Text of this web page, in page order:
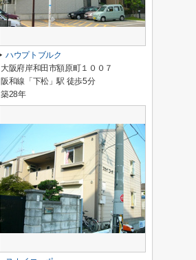
ハウプトブルク
大阪府岸和田市額原町１００７
阪和線「下松」駅 徒歩5分
築28年